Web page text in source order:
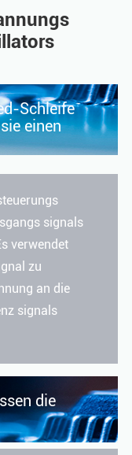
Schleife
einen
signals
verwendet
zu
an die
signals
die